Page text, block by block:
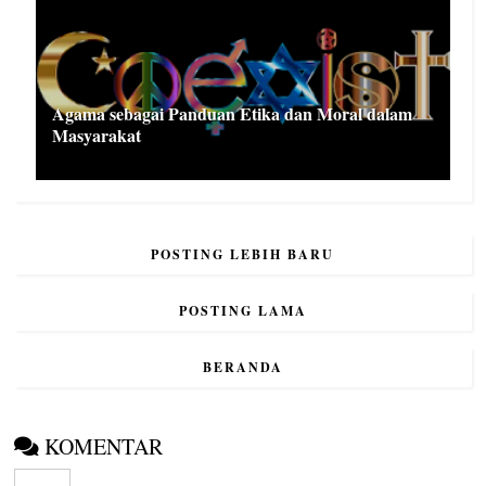
Agama sebagai Panduan Etika dan Moral dalam
Masyarakat
POSTING LEBIH BARU
POSTING LAMA
BERANDA
KOMENTAR